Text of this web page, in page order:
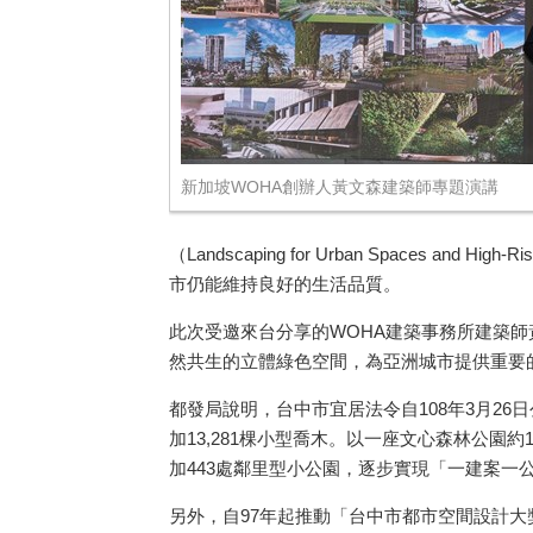
新加坡WOHA創辦人黃文森建築師專題演講
（Landscaping for Urban Spaces and High-
市仍能維持良好的生活品質。
此次受邀來台分享的WOHA建築事務所建築
然共生的立體綠色空間，為亞洲城市提供重要
都發局說明，台中市宜居法令自108年3月26
加13,281棵小型喬木。以一座文心森林公園
加443處鄰里型小公園，逐步實現「一建案一
另外，自97年起推動「台中市都市空間設計